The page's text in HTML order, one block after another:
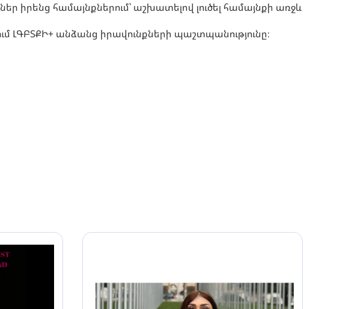
իրենց համայնքներում՝ աշխատելով լուծել համայնքի առջև
ԼԳԲՏՔԻ+ անձանց իրավունքների պաշտպանությունը։